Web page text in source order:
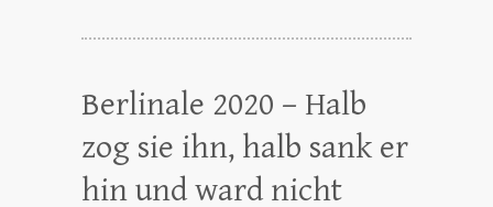
Berlinale 2020 – Halb
zog sie ihn, halb sank er
hin und ward nicht